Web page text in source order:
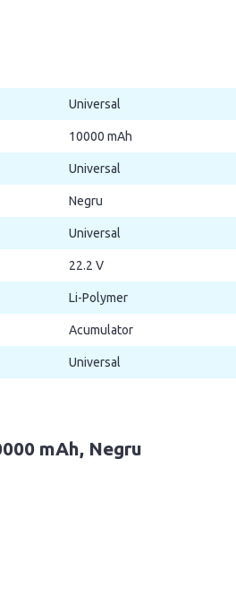
Universal
10000 mAh
Universal
Negru
Universal
22.2 V
Li-Polymer
Acumulator
Universal
mAh, Negru